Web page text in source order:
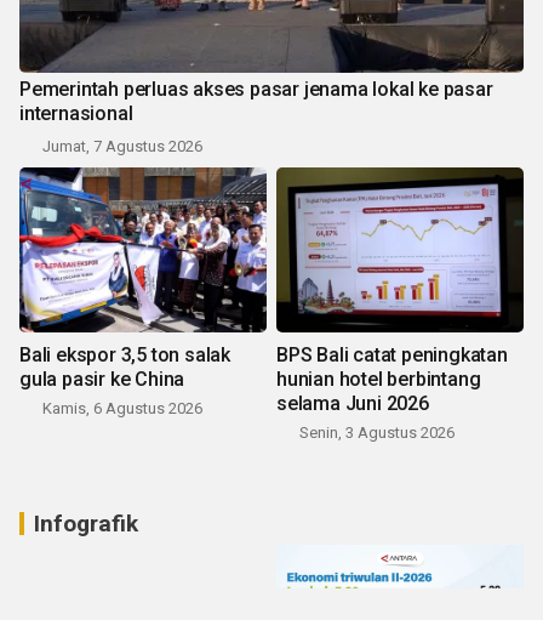
Pemerintah perluas akses pasar jenama lokal ke pasar
internasional
Jumat, 7 Agustus 2026
Bali ekspor 3,5 ton salak
gula pasir ke China
Kamis, 6 Agustus 2026
BPS Bali catat peningkatan
hunian hotel berbintang
selama Juni 2026
Senin, 3 Agustus 2026
Infografik